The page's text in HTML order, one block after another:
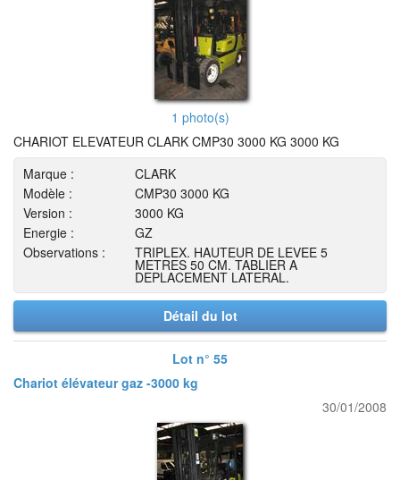
1 photo(s)
CHARIOT ELEVATEUR CLARK CMP30 3000 KG 3000 KG
Marque :
CLARK
Modèle :
CMP30 3000 KG
Version :
3000 KG
Energie :
GZ
Observations :
TRIPLEX. HAUTEUR DE LEVEE 5
METRES 50 CM. TABLIER A
DEPLACEMENT LATERAL.
Détail du lot
Lot n° 55
Chariot élévateur gaz -3000 kg
30/01/2008